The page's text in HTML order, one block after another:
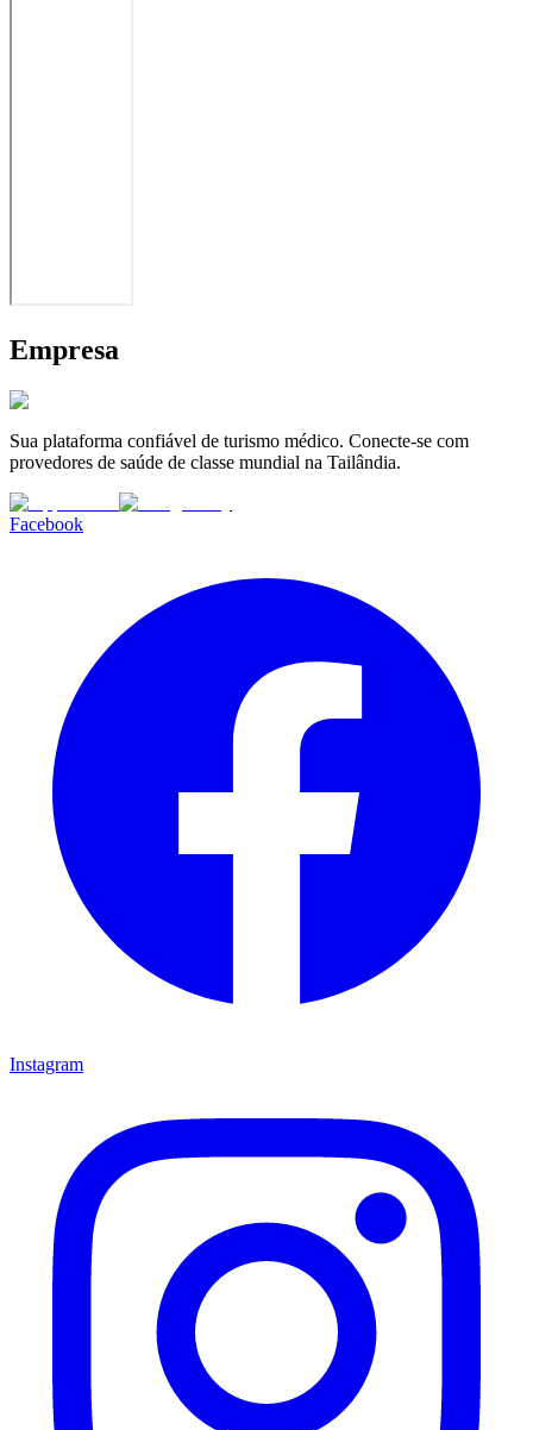
Empresa
Sua plataforma confiável de turismo médico. Conecte-se com
provedores de saúde de classe mundial na Tailândia.
Facebook
Instagram